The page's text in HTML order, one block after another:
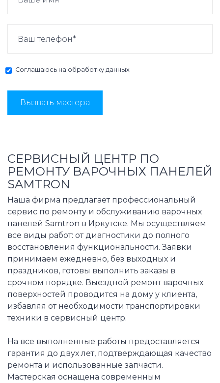
Соглашаюсь на обработку данных
Вызвать мастера
СЕРВИСНЫЙ ЦЕНТР ПО
РЕМОНТУ ВАРОЧНЫХ ПАНЕЛЕЙ
SAMTRON
Наша фирма предлагает профессиональный
сервис по ремонту и обслуживанию варочных
панелей Samtron в Иркутске. Мы осуществляем
все виды работ: от диагностики до полного
восстановления функциональности. Заявки
принимаем ежедневно, без выходных и
праздников, готовы выполнить заказы в
срочном порядке. Выездной ремонт варочных
поверхностей проводится на дому у клиента,
избавляя от необходимости транспортировки
техники в сервисный центр.
На все выполненные работы предоставляется
гарантия до двух лет, подтверждающая качество
ремонта и использованные запчасти.
Мастерская оснащена современным